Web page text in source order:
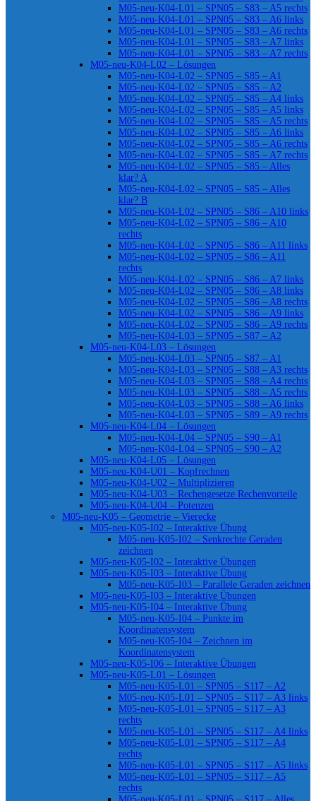
M05-neu-K04-L01 – SPN05 – S83 – A5 rechts
M05-neu-K04-L01 – SPN05 – S83 – A6 links
M05-neu-K04-L01 – SPN05 – S83 – A6 rechts
M05-neu-K04-L01 – SPN05 – S83 – A7 links
M05-neu-K04-L01 – SPN05 – S83 – A7 rechts
M05-neu-K04-L02 – Lösungen
M05-neu-K04-L02 – SPN05 – S85 – A1
M05-neu-K04-L02 – SPN05 – S85 – A2
M05-neu-K04-L02 – SPN05 – S85 – A4 links
M05-neu-K04-L02 – SPN05 – S85 – A5 links
M05-neu-K04-L02 – SPN05 – S85 – A5 rechts
M05-neu-K04-L02 – SPN05 – S85 – A6 links
M05-neu-K04-L02 – SPN05 – S85 – A6 rechts
M05-neu-K04-L02 – SPN05 – S85 – A7 rechts
M05-neu-K04-L02 – SPN05 – S85 – Alles
klar? A
M05-neu-K04-L02 – SPN05 – S85 – Alles
klar? B
M05-neu-K04-L02 – SPN05 – S86 – A10 links
M05-neu-K04-L02 – SPN05 – S86 – A10
rechts
M05-neu-K04-L02 – SPN05 – S86 – A11 links
M05-neu-K04-L02 – SPN05 – S86 – A11
rechts
M05-neu-K04-L02 – SPN05 – S86 – A7 links
M05-neu-K04-L02 – SPN05 – S86 – A8 links
M05-neu-K04-L02 – SPN05 – S86 – A8 rechts
M05-neu-K04-L02 – SPN05 – S86 – A9 links
M05-neu-K04-L02 – SPN05 – S86 – A9 rechts
M05-neu-K04-L03 – SPN05 – S87 – A2
M05-neu-K04-L03 – Lösungen
M05-neu-K04-L03 – SPN05 – S87 – A1
M05-neu-K04-L03 – SPN05 – S88 – A3 rechts
M05-neu-K04-L03 – SPN05 – S88 – A4 rechts
M05-neu-K04-L03 – SPN05 – S88 – A5 rechts
M05-neu-K04-L03 – SPN05 – S88 – A6 links
M05-neu-K04-L03 – SPN05 – S89 – A9 rechts
M05-neu-K04-L04 – Lösungen
M05-neu-K04-L04 – SPN05 – S90 – A1
M05-neu-K04-L04 – SPN05 – S90 – A2
M05-neu-K04-L05 – Lösungen
M05-neu-K04-U01 – Kopfrechnen
M05-neu-K04-U02 – Multiplizieren
M05-neu-K04-U03 – Rechengesetze Rechenvorteile
M05-neu-K04-U04 – Potenzen
M05-neu-K05 – Geometrie – Vierecke
M05-neu-K05-I02 – Interaktive Übung
M05-neu-K05-I02 – Senkrechte Geraden
zeichnen
M05-neu-K05-I02 – Interaktive Übungen
M05-neu-K05-I03 – Interaktive Übung
M05-neu-K05-I03 – Parallele Geraden zeichnen
M05-neu-K05-I03 – Interaktive Übungen
M05-neu-K05-I04 – Interaktive Übung
M05-neu-K05-I04 – Punkte im
Koordinatensystem
M05-neu-K05-I04 – Zeichnen im
Koordinatensystem
M05-neu-K05-I06 – Interaktive Übungen
M05-neu-K05-L01 – Lösungen
M05-neu-K05-L01 – SPN05 – S117 – A2
M05-neu-K05-L01 – SPN05 – S117 – A3 links
M05-neu-K05-L01 – SPN05 – S117 – A3
rechts
M05-neu-K05-L01 – SPN05 – S117 – A4 links
M05-neu-K05-L01 – SPN05 – S117 – A4
rechts
M05-neu-K05-L01 – SPN05 – S117 – A5 links
M05-neu-K05-L01 – SPN05 – S117 – A5
rechts